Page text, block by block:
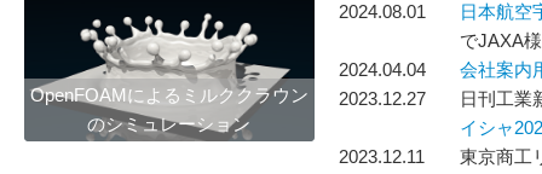
OpenFOAMによるミルククラウン
のシミュレーション
2024.08.01
日本航空
でJAXA
2024.04.04
会社案内
2023.12.27
日刊工業
イシャ
2023.12.11
東京商工